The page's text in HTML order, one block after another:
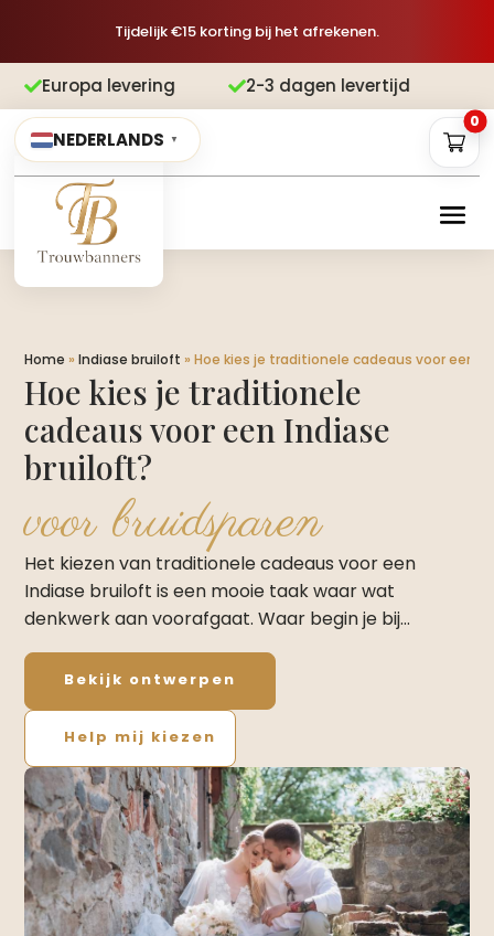
Tijdelijk €15 korting bij het afrekenen.
2-3 dagen levertijd 
NEDERLANDS ▼
0
Home »Indiase bruiloft »Hoe kies je traditionele cadeaus voor een
Hoe kies je traditionele
cadeaus voor een Indiase
bruiloft?
voor bruidsparen
Het kiezen van traditionele cadeaus voor een
Indiase bruiloft is een mooie taak waar wat
denkwerk aan voorafgaat. Waar begin je bij…
Bekijk ontwerpen
Help mij kiezen